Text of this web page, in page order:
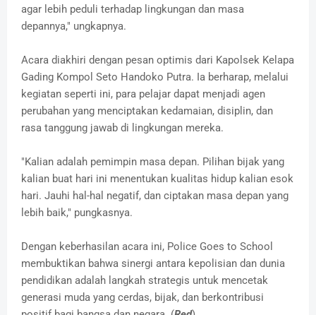
agar lebih peduli terhadap lingkungan dan masa
depannya," ungkapnya.
Acara diakhiri dengan pesan optimis dari Kapolsek Kelapa
Gading Kompol Seto Handoko Putra. Ia berharap, melalui
kegiatan seperti ini, para pelajar dapat menjadi agen
perubahan yang menciptakan kedamaian, disiplin, dan
rasa tanggung jawab di lingkungan mereka.
"Kalian adalah pemimpin masa depan. Pilihan bijak yang
kalian buat hari ini menentukan kualitas hidup kalian esok
hari. Jauhi hal-hal negatif, dan ciptakan masa depan yang
lebih baik," pungkasnya.
Dengan keberhasilan acara ini, Police Goes to School
membuktikan bahwa sinergi antara kepolisian dan dunia
pendidikan adalah langkah strategis untuk mencetak
generasi muda yang cerdas, bijak, dan berkontribusi